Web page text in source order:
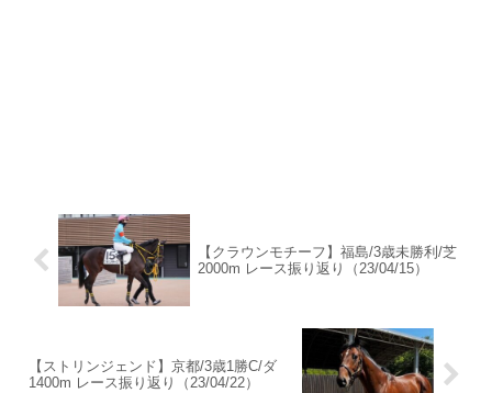
【クラウンモチーフ】福島/3歳未勝利/芝
2000m レース振り返り（23/04/15）
【ストリンジェンド】京都/3歳1勝C/ダ
1400m レース振り返り（23/04/22）